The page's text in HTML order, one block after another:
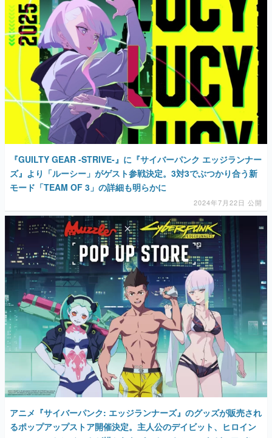
『GUILTY GEAR -STRIVE-』に『サイバーパンク エッジランナー
ズ』より「ルーシー」がゲスト参戦決定。3対3でぶつかり合う新
モード「TEAM OF 3」の詳細も明らかに
2024年7月22日 公開
アニメ『サイバーパンク: エッジランナーズ』のグッズが販売され
るポップアップストア開催決定。主人公のデイビット、ヒロイン